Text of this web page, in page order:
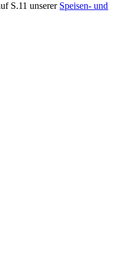
S.11 unserer Speisen- und